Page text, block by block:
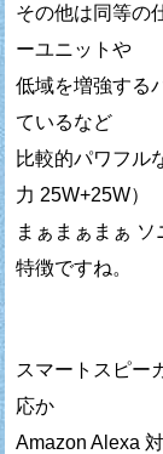
その他は同等の
ーユニットや
低域を増強する
ているなど
比較的パワフル
力 25W+25W）
まぁまぁまぁ
特徴ですね。
スマートスピー
応か
Amazon Alexa